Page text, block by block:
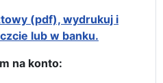
(pdf), wydrukuj i
lub w banku.
na konto: